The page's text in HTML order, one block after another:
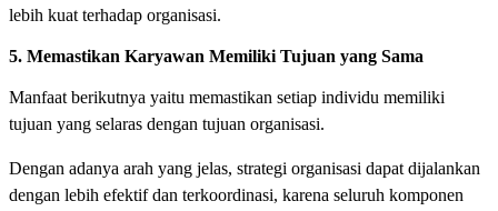
lebih kuat terhadap organisasi.
5. Memastikan Karyawan Memiliki Tujuan yang Sama
Manfaat berikutnya yaitu memastikan setiap individu memiliki
tujuan yang selaras dengan tujuan organisasi.
Dengan adanya arah yang jelas, strategi organisasi dapat dijalankan
dengan lebih efektif dan terkoordinasi, karena seluruh komponen